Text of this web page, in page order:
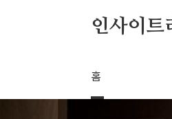
인사이트
홈